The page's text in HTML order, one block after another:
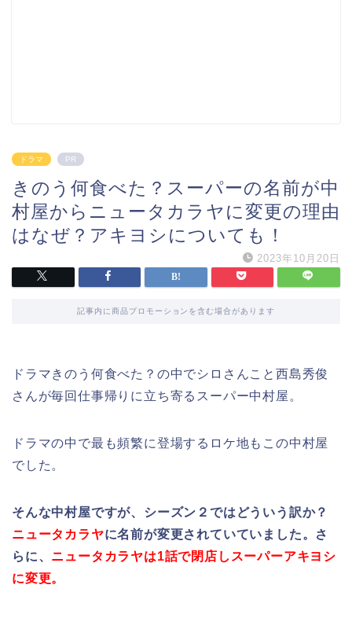
ドラマ PR
きのう何食べた？スーパーの名前が中
村屋からニュータカラヤに変更の理由
はなぜ？アキヨシについても！
2023年10月20日
記事内に商品プロモーションを含む場合があります
ドラマきのう何食べた？の中でシロさんこと西島秀俊
さんが毎回仕事帰りに立ち寄るスーパー中村屋。
ドラマの中で最も頻繁に登場するロケ地もこの中村屋
でした。
そんな中村屋ですが、シーズン２ではどういう訳か？
ニュータカラヤに名前が変更されていていました。さ
らに、 ニュータカラヤは1話で閉店しスーパーアキヨシ
に変更。